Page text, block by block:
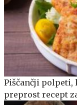
Piščančji polpeti,
preprost recept